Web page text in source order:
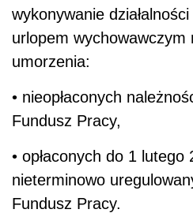
wykonywanie
urlopem wychowawczym
umorzenia:
• nieopłaconych
Fundusz Pracy,
• opłaconych do 1
nieterminowo
Fundusz Pracy.